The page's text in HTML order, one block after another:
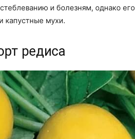
и болезням, однако его
капустные мухи.
редиса